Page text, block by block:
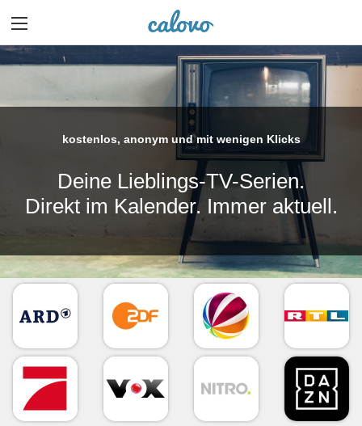
kostenlos, anonym und mit wenigen Klicks
Deine Lieblings-TV-Serien.
Direkt im Kalender. Immer aktuell.